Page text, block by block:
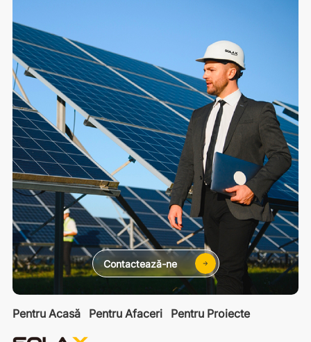
Pentru Acasă Pentru Afaceri Pentru Proiecte
Contactează-ne